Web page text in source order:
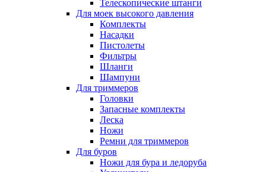
Телескопические штанги
Для моек высокого давления
Комплекты
Насадки
Пистолеты
Фильтры
Шланги
Шампуни
Для триммеров
Головки
Запасные комплекты
Леска
Ножи
Ремни для триммеров
Для буров
Ножи для бура и ледоруба